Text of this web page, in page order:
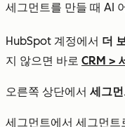
세그먼트를 만들 때 AI
HubSpot 계정에서 더
지 않으면 바로 CRM >
오른쪽 상단에서 세그
세그먼트에서 세그먼